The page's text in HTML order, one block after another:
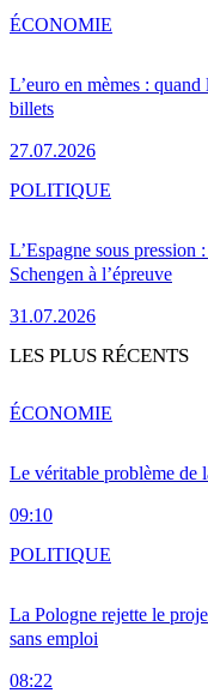
L’euro en mèmes :
billets
27.07.2026
ÉCONOMIE
L’Espagne sous pression
Schengen à l’épreuve
31.07.2026
POLITIQUE
LES PLUS RÉCENTS
Le véritable problème de
09:10
ÉCONOMIE
La Pologne rejette le
sans emploi
08:22
POLITIQUE